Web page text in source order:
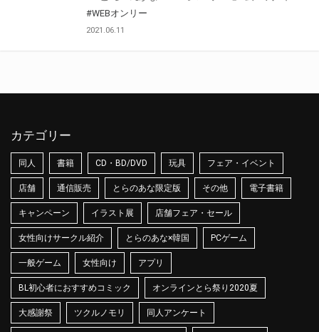
#WEBオンリー
2021.06.11
カテゴリー
同人 書籍 CD・BD/DVD 玩具 フェア・イベント
店舗 通信販売 とらのあな限定版 その他 電子書籍
キャンペーン イラスト展 店舗フェア・セール
女性向けサークル紹介 とらのあな×韓国 PCゲーム
一般ゲーム 女性向け アプリ
BL初心者におすすめコミック オンラインとら祭り2020夏
大感謝祭 ツクルノモリ 同人アンケート